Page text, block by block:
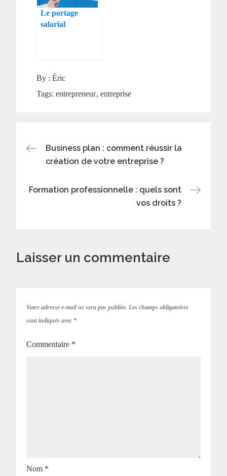
Le portage
salarial
By :Éric
Tags:entrepreneur entreprise
Navigation
l’article
Business plan : comment réussir la
création de votre entreprise ?
Formation professionnelle : quels sont
vos droits ?
Laisser un commentaire
Votre adresse e-mail ne sera pas publiée. Les champs obligatoires
sont indiqués avec *
Commentaire *
Nom *